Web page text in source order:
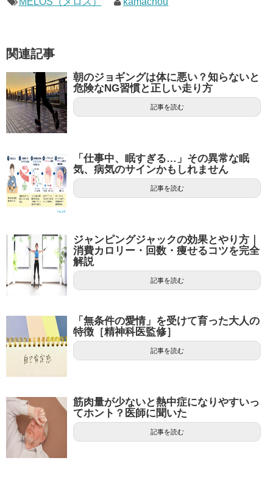
関連記事
朝のジョギングは体に悪い？知らないと
危険なNG習慣と正しい走り方
記事を読む
「仕事中、眠すぎる…」その異常な眠
気、病気のサインかもしれません
記事を読む
ジャンピングジャックの効果とやり方｜
消費カロリー・回数・痩せるコツを完全
解説
記事を読む
「無条件の愛情」を受けて育った大人の
特徴［精神科医監修］
記事を読む
筋肉量が少ないと熱中症になりやすいっ
てホント？医師に聞いた
記事を読む